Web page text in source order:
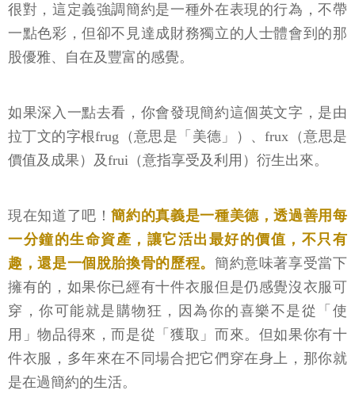
很對，這定義強調簡約是一種外在表現的行為，不帶
一點色彩，但卻不見達成財務獨立的人士體會到的那
股優雅、自在及豐富的感覺。
如果深入一點去看，你會發現簡約這個英文字，是由
拉丁文的字根frug（意思是「美德」）、frux（意思是
價值及成果）及frui（意指享受及利用）衍生出來。
現在知道了吧！簡約的真義是一種美德，透過善用每
一分鐘的生命資產，讓它活出最好的價值，不只有
趣，還是一個脫胎換骨的歷程。 簡約意味著享受當下
擁有的，如果你已經有十件衣服但是仍感覺沒衣服可
穿，你可能就是購物狂，因為你的喜樂不是從「使
用」物品得來，而是從「獲取」而來。但如果你有十
件衣服，多年來在不同場合把它們穿在身上，那你就
是在過簡約的生活。